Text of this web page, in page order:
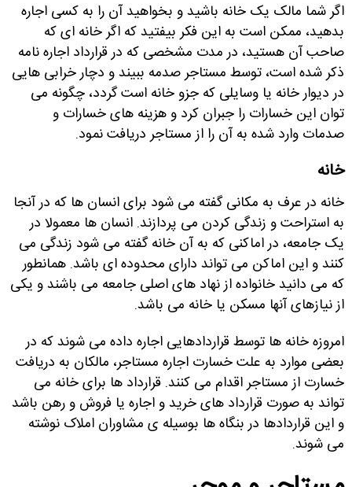
اگر شما مالک یک خانه باشید و بخواهید آن را به کسی اجاره
بدهید، ممکن است به این فکر بیفتید که اگر خانه ای که
صاحب آن هستید، در مدت مشخصی که در قرارداد اجاره نامه
ذکر شده است، توسط مستاجر صدمه ببیند و دچار خرابی هایی
در دیوار خانه یا وسایلی که جزو خانه است گردد، چگونه می
توان این خسارات را جبران کرد و هزینه های خسارات و
صدمات وارد شده به آن را از مستاجر دریافت نمود.
خانه
خانه در عرف به مکانی گفته می شود برای انسان ها که در آنجا
به استراحت و زندگی کردن می پردازند. انسان ها معمولا در
یک جامعه، در اماکنی که به آن خانه گفته می شود زندگی می
کنند و این اماکن می تواند دارای محدوده ای باشد. همانطور
که می دانید خانواده از نهاد های اصلی جامعه می باشند و یکی
از نیازهای آنها مسکن یا خانه می باشد.
امروزه خانه ها توسط قراردادهایی اجاره داده می شوند که در
بعضی موارد به علت خسارت اجاره مستاجر، مالکان به دریافت
خسارت از مستاجر اقدام می کنند. قرارداد ها برای خانه می
تواند به صورت قرارداد های خرید و اجاره یا فروش و رهن باشد
و این قراردادها در بنگاه ها بوسیله ی مشاوران املاک نوشته
می شوند.